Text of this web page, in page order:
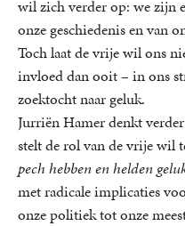
wil zich verder op: we zijn
onze geschiedenis en van
Toch laat de vrije wil ons
invloed dan ooit – in ons
zoektocht naar geluk.
Jurriën Hamer denkt
stelt de rol van de vrije wil
pech hebben en helden
met radicale implicaties
onze politiek tot onze